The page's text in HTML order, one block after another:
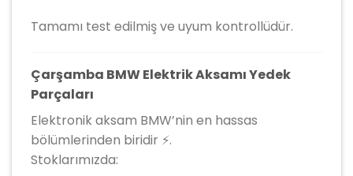
Tamamı test edilmiş ve uyum kontrollüdür.
Çarşamba BMW Elektrik Aksamı Yedek
Parçaları
Elektronik aksam BMW’nin en hassas
bölümlerinden biridir ⚡.
Stoklarımızda: